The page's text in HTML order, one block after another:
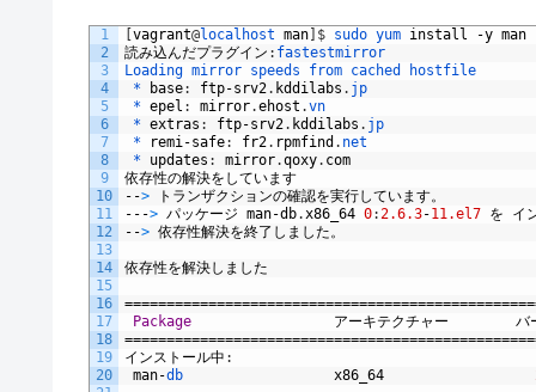
1
2
3
4
5
6
7
8
9
10
11
12
13
14
15
16
17
18
19
20
vagrant@localhost man $ sudo yum install -y man
読み込んだプラグイン : fastestmirror
Loading mirror speeds from cached
hostfile
*
base: ftp-srv2. kddilabs . jp
* epel : mirror.ehost .vn
* extras : ftp-srv2. kddilabs . jp
*
remi-safe: fr2. rpmfind . net
*
updates : mirror.qoxy. com
依存性の解決をしています
-->
トランザクションの確認を実行しています。
---> パッケージ man-db.x86_64 0:2.6.3-11.el7 を
イ
--> 依存性解決を終了しました。
依存性を解決しました
Package
アーキテクチャー
バ
インストール中 :
man-db x86_64